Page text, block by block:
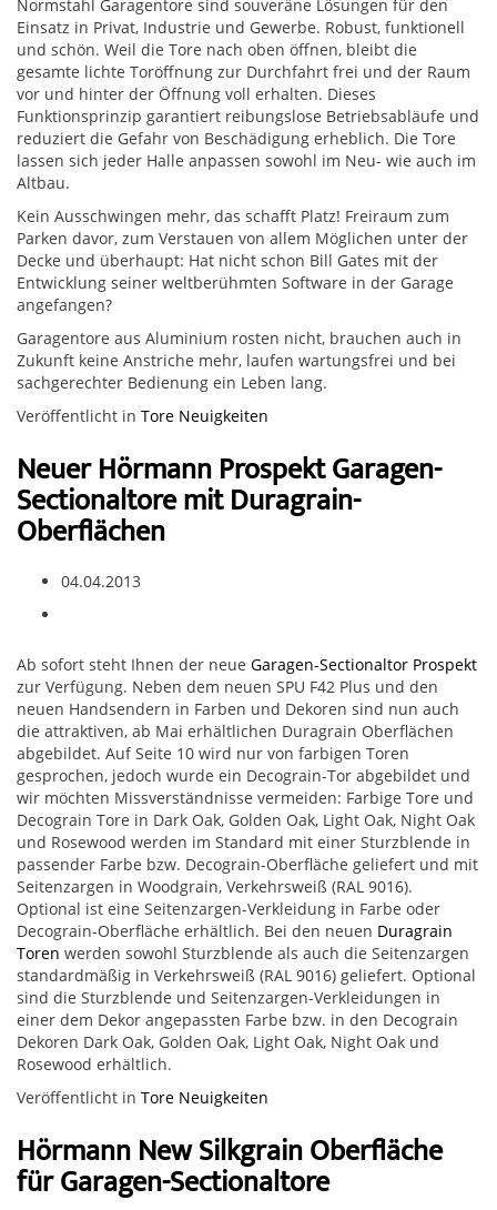
Normstahl Garagentore sind souveräne Lösungen für den
Einsatz in Privat, Industrie und Gewerbe. Robust, funktionell
und schön. Weil die Tore nach oben öffnen, bleibt die
gesamte lichte Toröffnung zur Durchfahrt frei und der Raum
vor und hinter der Öffnung voll erhalten. Dieses
Funktionsprinzip garantiert reibungslose Betriebsabläufe und
reduziert die Gefahr von Beschädigung erheblich. Die Tore
lassen sich jeder Halle anpassen sowohl im Neu- wie auch im
Altbau.
Kein Ausschwingen mehr, das schafft Platz! Freiraum zum
Parken davor, zum Verstauen von allem Möglichen unter der
Decke und überhaupt: Hat nicht schon Bill Gates mit der
Entwicklung seiner weltberühmten Software in der Garage
angefangen?
Garagentore aus Aluminium rosten nicht, brauchen auch in
Zukunft keine Anstriche mehr, laufen wartungsfrei und bei
sachgerechter Bedienung ein Leben lang.
Veröffentlicht in Tore Neuigkeiten
Neuer Hörmann Prospekt Garagen-
Sectionaltore mit Duragrain-
Oberflächen
04.04.2013
Ab sofort steht Ihnen der neue Garagen-Sectionaltor Prospekt
zur Verfügung. Neben dem neuen SPU F42 Plus und den
neuen Hand­sendern in Farben und Dekoren sind nun auch
die attraktiven, ab Mai erhältlichen Duragrain Oberflächen
abgebildet. Auf Seite 10 wird nur von farbigen Toren
gesprochen, jedoch wurde ein Deco­grain-Tor abgebildet und
wir möchten Missverständnisse vermei­den: Farbige Tore und
Decograin Tore in Dark Oak, Golden Oak, Light Oak, Night Oak
und Rosewood werden im Standard mit einer Sturzblende in
passender Farbe bzw. Decograin-Oberfläche geliefert und mit
Seitenzargen in Woodgrain, Verkehrsweiß (RAL 9016).
Optional ist eine Seitenzargen-Verkleidung in Farbe oder
Decograin-Oberfläche erhältlich. Bei den neuen Duragrain
Toren werden sowohl Sturzblende als auch die Seitenzargen
standard­mäßig in Verkehrsweiß (RAL 9016) geliefert. Optional
sind die Sturzblende und Seitenzargen-Verkleidungen in
einer dem Dekor angepassten Farbe bzw. in den Decograin
Dekoren Dark Oak, Golden Oak, Light Oak, Night Oak und
Rosewood erhältlich.
Veröffentlicht in Tore Neuigkeiten
Hörmann New Silkgrain Oberfläche
für Garagen-Sectionaltore